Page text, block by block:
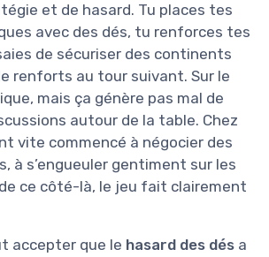
et de hasard. Tu places tes
avec des dés, tu renforces tes
de sécuriser des continents
renforts au tour suivant. Sur le
mais ça génère pas mal de
autour de la table. Chez
vite commencé à négocier des
à s’engueuler gentiment sur les
ce côté-là, le jeu fait clairement
accepter que le hasard des dés a